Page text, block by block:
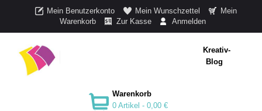
Mein Benutzerkonto Mein Wunschzettel
Mein
Warenkorb
Zur Kasse Anmelden
Kreativ-
Blog
Warenkorb
0 Artikel - 0,00 €